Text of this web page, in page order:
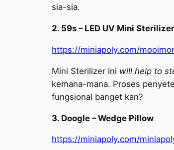
sia-sia.
2. 59s – LED UV Mini Sterilizer
https://miniapoly.com/
Mini Sterilizer ini will help to
kemana-mana. Proses
fungsional banget kan?
3. Doogle – Wedge Pillow
https://miniapoly.com/